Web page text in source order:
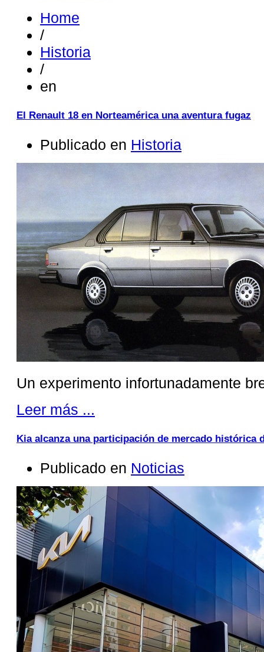
Home
/
Historia
/
en
El Renault 18 en Norteamérica una aventura fugaz
Publicado en Historia
Un experimento infortunadamente
Leer más ...
Kia alcanza una participación de mercado histórica
Publicado en Noticias